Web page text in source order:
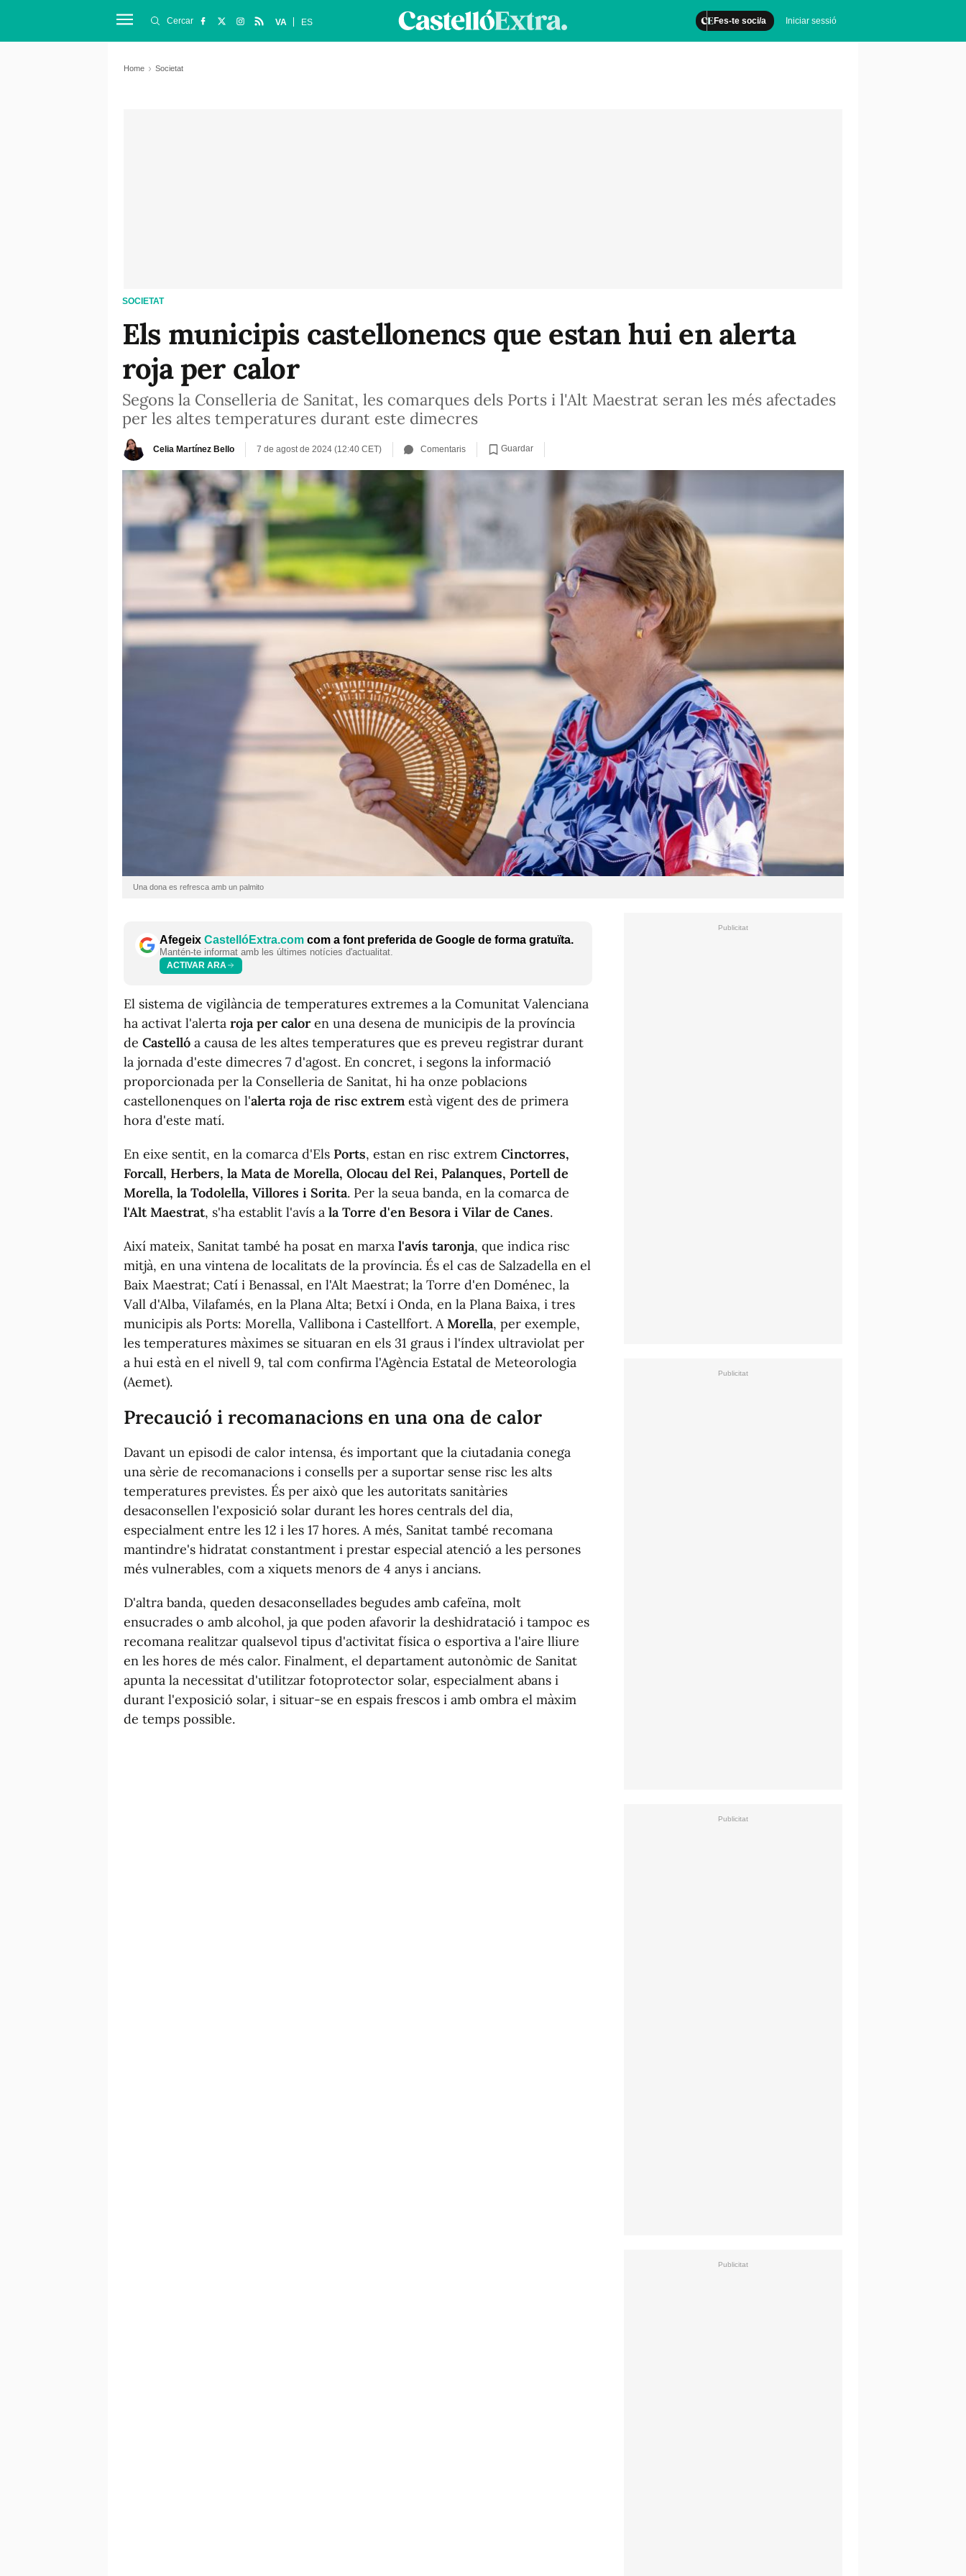
Fes-te soci/a Iniciar sessió
Cercar VA ES
Home Societat
SOCIETAT
Els municipis castellonencs que estan hui en alerta
roja per calor
Segons la Conselleria de Sanitat, les comarques dels Ports i l'Alt Maestrat seran les més afectades
per les altes temperatures durant este dimecres
Celia Martínez Bello 7 de agost de 2024 (12:40 CET) Comentaris Guardar
Una dona es refresca amb un palmito
Afegeix CastellóExtra.com com a font preferida de Google de forma gratuïta.
Mantén-te informat amb les últimes notícies d'actualitat.
ACTIVAR ARA
El sistema de vigilància de temperatures extremes a la Comunitat Valenciana
ha activat l'alerta roja per caloren una desena de municipis de la província
de Castelló a causa de les altes temperatures que es preveu registrar durant
la jornada d'este dimecres 7 d'agost. En concret, i segons la informació
proporcionada per la Conselleria de Sanitat, hi ha onze poblacions
castellonenques on l'alerta roja de risc extrem està vigent des de primera
hora d'este matí.
En eixe sentit, en la comarca d'Els Ports, estan en risc extrem Cinctorres,
Forcall, Herbers, la Mata de Morella, Olocau del Rei, Palanques, Portell de
Morella, la Todolella, Villores i Sorita. Per la seua banda, en la comarca de
l'Alt Maestrat, s'ha establit l'avís a la Torre d'en Besora i Vilar de Canes.
Així mateix, Sanitat també ha posat en marxa l'avís taronja, que indica risc
mitjà, en una vintena de localitats de la província. És el cas de Salzadella en el
Baix Maestrat; Catí i Benassal, en l'Alt Maestrat; la Torre d'en Doménec, la
Vall d'Alba, Vilafamés, en la Plana Alta; Betxí i Onda, en la Plana Baixa, i tres
municipis als Ports: Morella, Vallibona i Castellfort. AMorella, per exemple,
les temperatures màximes se situaran en els 31 graus i l'índex ultraviolat per
a hui està en el nivell 9, tal com confirma l'Agència Estatal de Meteorologia
(Aemet).
Precaució i recomanacions en una ona de calor
Davant un episodi de calor intensa, és important que la ciutadania conega
una sèrie de recomanacions i consells per a suportar sense risc les alts
temperatures previstes. És per això que les autoritats sanitàries
desaconsellen l'exposició solar durant les hores centrals del dia,
especialment entre les 12 i les 17 hores. A més, Sanitat també recomana
mantindre's hidratat constantment i prestar especial atenció a les persones
més vulnerables, com a xiquets menors de 4 anys i ancians.
D'altra banda, queden desaconsellades begudes amb cafeïna, molt
ensucrades o amb alcohol, ja que poden afavorir la deshidratació i tampoc es
recomana realitzar qualsevol tipus d'activitat física o esportiva a l'aire lliure
en les hores de més calor. Finalment, el departament autonòmic de Sanitat
apunta la necessitat d'utilitzar fotoprotector solar, especialment abans i
durant l'exposició solar, i situar-se en espais frescos i amb ombra el màxim
de temps possible.